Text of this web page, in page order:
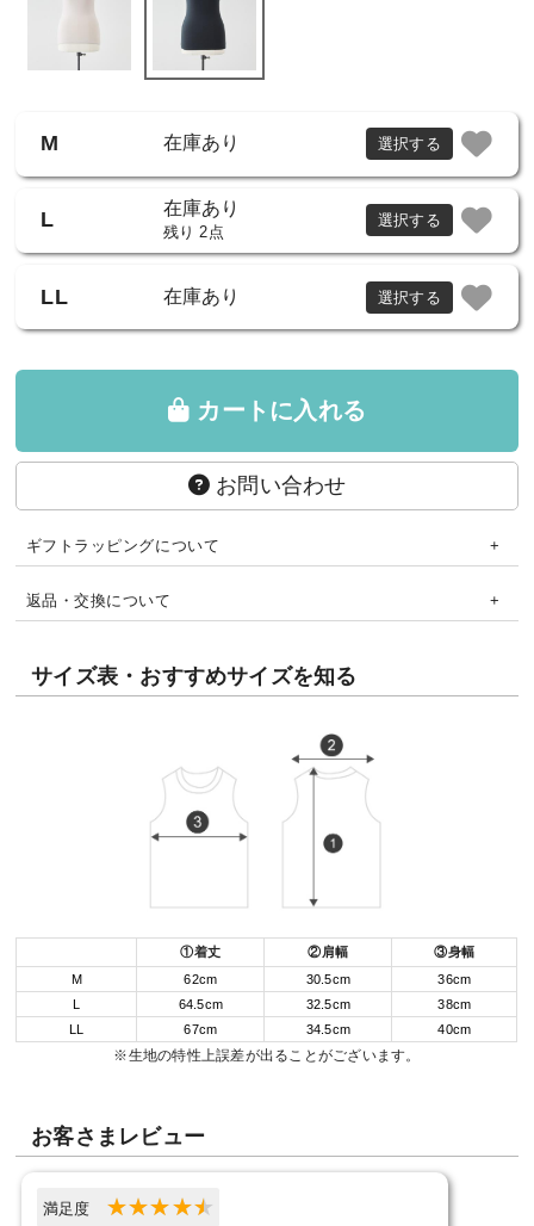
M 在庫あり 選択する
L 在庫あり
残り 2点
選択する
LL 在庫あり 選択する
カートに入れる
お問い合わせ
ギフトラッピングについて
返品・交換について
サイズ表・おすすめサイズを知る
①着丈 ②肩幅
③身幅
M
62cm 30.5cm
36cm
L
64.5cm 32.5cm
38cm
LL
67cm 34.5cm 40cm
※生地の特性上誤差が出ることがございます。
お客さまレビュー
満足度